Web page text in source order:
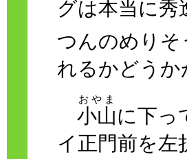
グは本当に
つんのめりそ
れるかどう
小山
おやま
に下っ
イ正門前を左